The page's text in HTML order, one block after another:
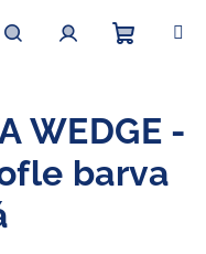
košík
WEDGE -
barva